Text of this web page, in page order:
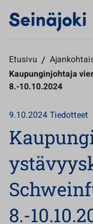
Etusivu /
Kaupunginjohtaja
8.-10.10.2024
9.10.2024Tiedotteet
8.-